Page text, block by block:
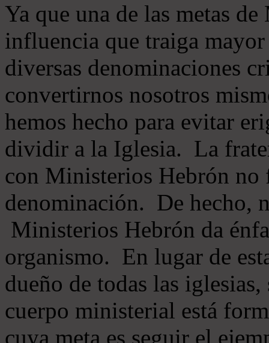
Ya que una de las metas
influencia que traiga
diversas denominaciones
convertirnos nosotros
hemos hecho para evitar
dividir a la Iglesia. La
con Ministerios Hebrón no
denominación. De hecho,
Ministerios Hebrón da
organismo. En lugar de
dueño de todas las
cuerpo ministerial está
cuya meta es seguir el